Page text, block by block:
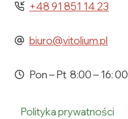
+48 91 851 14 23
biuro@vitolium.pl
Pon – Pt 8:00 – 16: 00
Polityka prywatności